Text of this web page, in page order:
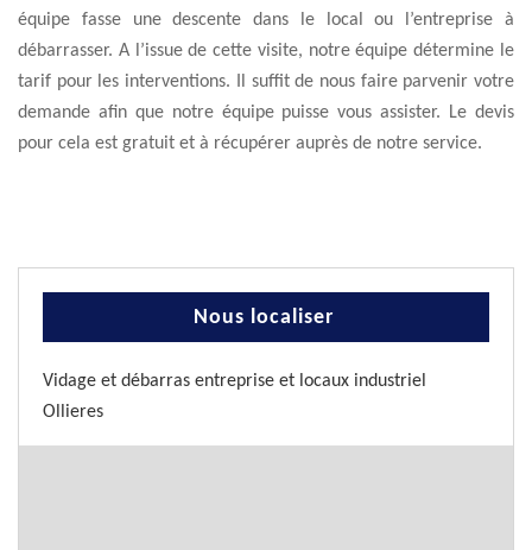
équipe fasse une descente dans le local ou l’entreprise à
débarrasser. A l’issue de cette visite, notre équipe détermine le
tarif pour les interventions. Il suffit de nous faire parvenir votre
demande afin que notre équipe puisse vous assister. Le devis
pour cela est gratuit et à récupérer auprès de notre service.
Nous localiser
Vidage et débarras entreprise et locaux industriel
Ollieres